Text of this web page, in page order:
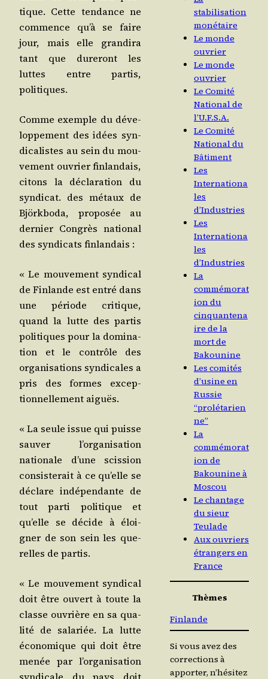
tique. Cette ten­dance ne
com­mence qu’à se faire
jour, mais elle gran­di­ra
tant que dure­ront les
luttes entre par­tis,
politiques.
Comme exemple du déve­
lop­pe­ment des idées syn­
di­ca­listes au sein du mou­
ve­ment ouvrier fin­lan­dais,
citons la décla­ra­tion du
syn­di­cat. des métaux de
Björk­bo­da, pro­po­sée au
der­nier Congrès natio­nal
des syn­di­cats finlandais :
« Le mou­ve­ment syn­di­cal
de Fin­lande est entré dans
une période cri­tique,
quand la lutte des par­tis
poli­tiques pour la domi­na­
tion et le contrôle des
orga­ni­sa­tions syn­di­cales a
pris des formes excep­
tion­nel­le­ment aiguës.
« La seule issue qui puisse
sau­ver l’or­ga­ni­sa­tion
natio­nale d’une scis­sion
consis­te­rait à ce qu’elle se
déclare indé­pen­dante de
tout par­ti poli­tique et
qu’elle se décide à éloi­
gner de son sein les que­
relles de partis.
« Le mou­ve­ment syn­di­cal
doit être ouvert à toute la
classe ouvrière en sa qua­
li­té de sala­riée. La lutte
éco­no­mique qui doit être
menée par l’or­ga­ni­sa­tion
stabilisation
monétaire
Le monde
ouvrier
Le monde
ouvrier
Le Comité
National de
l’U.F.S.A.
Le Comité
National du
Bâtiment
Les
Internationa
les
d’Industries
Les
Internationa
les
d’Industries
La
commémorat
ion du
cinquantena
ire de la
mort de
Bakounine
Les comités
d’usine en
Russie
“prolétarien
ne”
La
commémorat
ion de
Bakounine à
Moscou
Le chantage
du sieur
Teulade
Aux ouvriers
étrangers en
France
Thèmes
Finlande
Si vous avez des
corrections à
apporter, n’hésitez